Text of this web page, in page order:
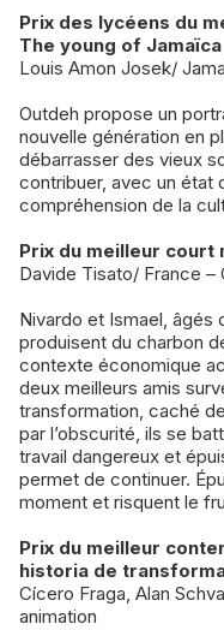
Prix des lycéens du
The young of Jamaïca
Louis Amon Josek/
Outdeh propose un
nouvelle génération en
débarrasser des vieux
contribuer, avec un état
compréhension de la
Prix du meilleur court
Davide Tisato/ France –
Nivardo et Ismael, âgés
produisent du charbon
contexte économique
deux meilleurs amis
transformation, caché
par l’obscurité, ils se
travail dangereux et
permet de continuer.
moment et risquent le
Prix du meilleur
historia de
Cícero Fraga, Alan
animation